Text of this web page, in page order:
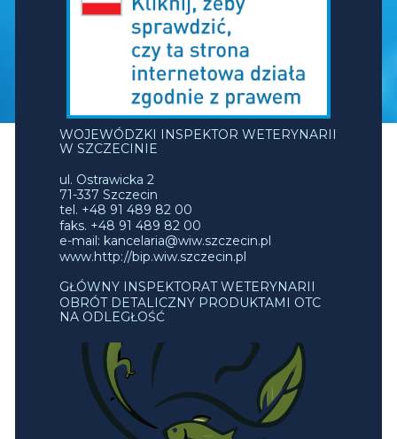
WOJEWÓDZKI INSPEKTOR WETERYNARII
W SZCZECINIE
ul. Ostrawicka 2
71-337 Szczecin
tel. +48 91 489 82 00
faks. +48 91 489 82 00
e-mail: kancelaria@wiw.szczecin.pl
www.http://bip.wiw.szczecin.pl
GŁÓWNY INSPEKTORAT WETERYNARII
OBRÓT DETALICZNY PRODUKTAMI OTC
NA ODLEGŁOŚĆ